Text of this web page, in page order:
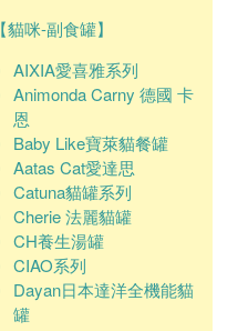
【貓咪-副食罐】
AIXIA愛喜雅系列
Animonda Carny 德國 卡
恩
Baby Like寶萊貓餐罐
Aatas Cat愛達思
Catuna貓罐系列
Cherie 法麗貓罐
CH養生湯罐
CIAO系列
Dayan日本達洋全機能貓
罐